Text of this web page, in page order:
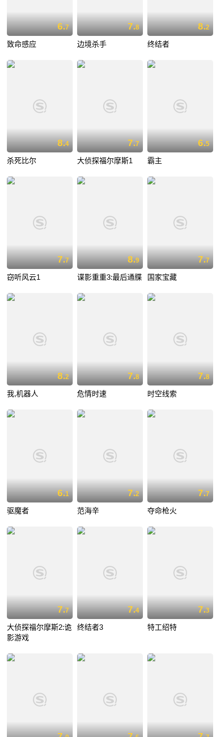
6.7
致命感应
7.8
边境杀手
8.2
终结者
8.4
杀死比尔
7.7
大侦探福尔摩斯1
6.5
霸主
7.7
窃听风云1
8.9
谍影重重3:最后通牒
7.7
国家宝藏
8.2
我,机器人
7.8
危情时速
7.8
时空线索
6.1
驱魔者
7.2
范海辛
7.7
夺命枪火
7.7
大侦探福尔摩斯2:诡
影游戏
7.4
终结者3
7.3
特工绍特